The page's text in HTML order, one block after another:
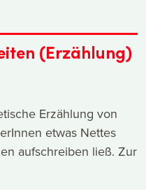
(Erzählung)
Erzählung von
etwas Nettes
aufschreiben ließ. Zur